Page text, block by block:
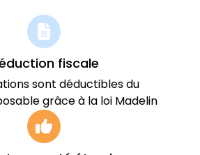
fiscale
sont déductibles du
grâce à la loi Madelin